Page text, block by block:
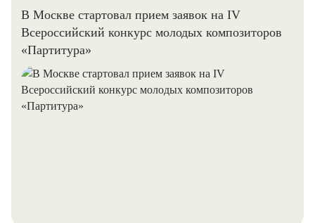
В Москве стартовал прием заявок на IV
Всероссийский конкурс молодых композиторов
«Партитура»